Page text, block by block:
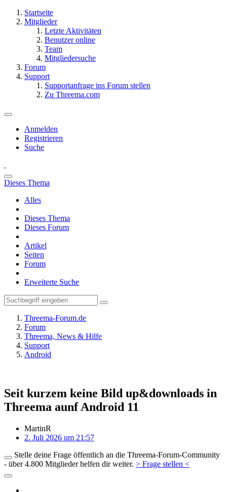
Startseite
Mitglieder
Letzte Aktivitäten
Benutzer online
Team
Mitgliedersuche
Forum
Support
Supportanfrage ins Forum stellen
Zu Threema.com
Anmelden
Registrieren
Suche
Dieses Thema
Alles
Dieses Thema
Dieses Forum
Artikel
Seiten
Forum
Erweiterte Suche
Threema-Forum.de
Forum
Threema, News & Hilfe
Support
Android
Seit kurzem keine Bild up&downloads in
Threema aunf Android 11
MartinR
2. Juli 2026 um 21:57
Stelle deine Frage öffentlich an die Threema-Forum-Community
- über 4.800 Mitglieder helfen dir weiter. > Frage stellen <